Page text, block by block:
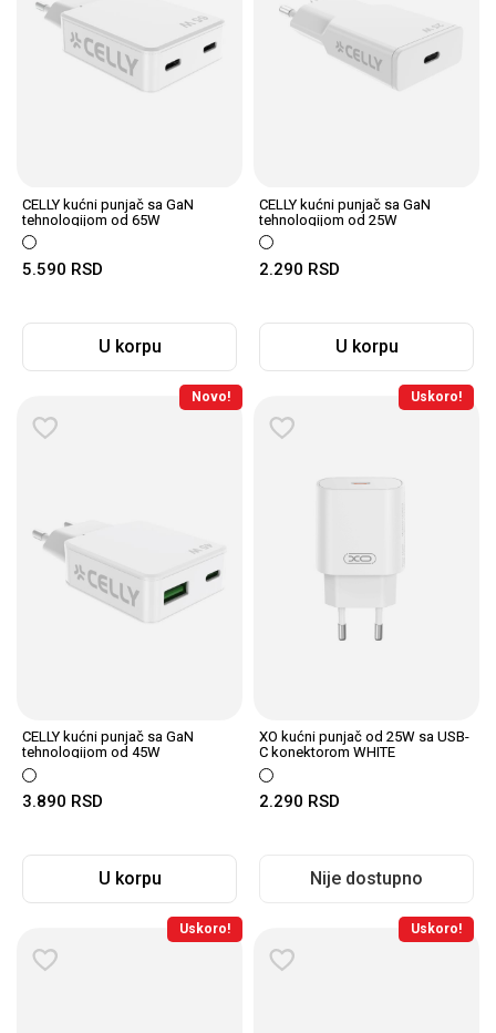
CELLY kućni punjač sa GaN
tehnologijom od 65W
5.590 RSD
U korpu
CELLY kućni punjač sa GaN
tehnologijom od 25W
2.290 RSD
U korpu
Novo!
CELLY kućni punjač sa GaN
tehnologijom od 45W
3.890 RSD
U korpu
Uskoro!
XO kućni punjač od 25W sa USB-
C konektorom WHITE
2.290 RSD
Nije dostupno
Uskoro! Uskoro!